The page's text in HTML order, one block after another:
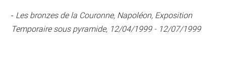
- Les bronzes de la Couronne, Napoléon, Exposition
Temporaire sous pyramide, 12/04/1999 - 12/07/1999